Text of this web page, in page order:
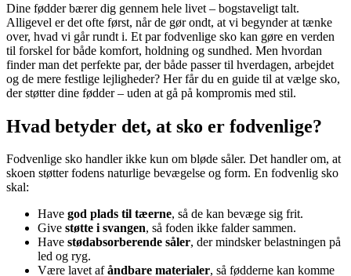
Dine fødder bærer dig gennem hele livet – bogstaveligt talt.
Alligevel er det ofte først, når de gør ondt, at vi begynder at tænke
over, hvad vi går rundt i. Et par fodvenlige sko kan gøre en verden
til forskel for både komfort, holdning og sundhed. Men hvordan
finder man det perfekte par, der både passer til hverdagen, arbejdet
og de mere festlige lejligheder? Her får du en guide til at vælge sko,
der støtter dine fødder – uden at gå på kompromis med stil.
Hvad betyder det, at sko er fodvenlige?
Fodvenlige sko handler ikke kun om bløde såler. Det handler om, at
skoen støtter fodens naturlige bevægelse og form. En fodvenlig sko
skal:
Have god plads til tæerne, så de kan bevæge sig frit.
Give støtte i svangen, så foden ikke falder sammen.
Have stødabsorberende såler, der mindsker belastningen på
led og ryg.
Være lavet afåndbare materialer, så fødderne kan komme